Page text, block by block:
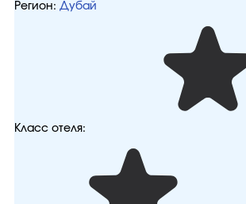
Регион: Дубай
Класс отеля: